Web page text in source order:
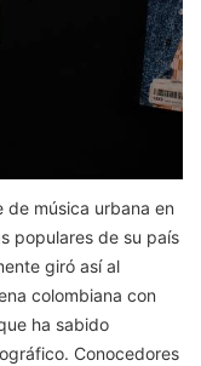
música urbana en
populares de su país
giró así al
colombiana con
ha sabido
Conocedores